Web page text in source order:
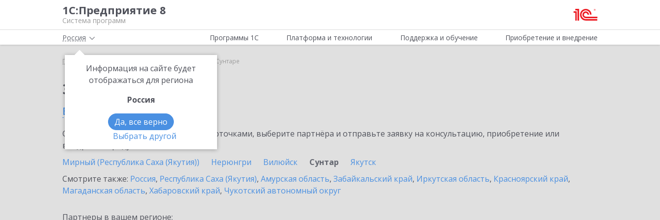
1С:Предприятие 8
Система программ
Россия
Информация на сайте будет
отображаться для региона
Россия
Да, все верно
Выбрать другой
Программы 1С Платформа и технологии Поддержка и обучение Приобретение и внедрение
Главная Smartway в Сунтаре
Заказать Smartway
в Сунтаре
Ознакомьтесь с информационными карточками, выберите партнёра и отправьте заявку на консультацию, приобретение или
внедрение продукта.
Мирный (Республика Саха (Якутия))
Нерюнгри Вилюйск Сунтар
Якутск
Смотрите также: Россия, Республика Саха (Якутия), Амурская область, Забайкальский край, Иркутская область, Красноярский край,
Магаданская область, Хабаровский край, Чукотский автономный округ
Партнеры в вашем регионе: